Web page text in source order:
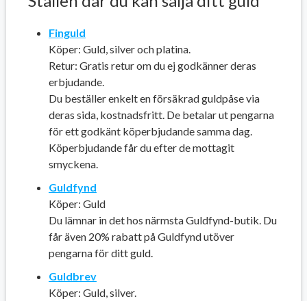
Finguld
Köper: Guld, silver och platina.
Retur: Gratis retur om du ej godkänner deras
erbjudande.
Du beställer enkelt en försäkrad guldpåse via
deras sida, kostnadsfritt. De betalar ut pengarna
för ett godkänt köperbjudande samma dag.
Köperbjudande får du efter de mottagit
smyckena.
Guldfynd
Köper: Guld
Du lämnar in det hos närmsta Guldfynd-butik. Du
får även 20% rabatt på Guldfynd utöver
pengarna för ditt guld.
Guldbrev
Köper: Guld, silver.